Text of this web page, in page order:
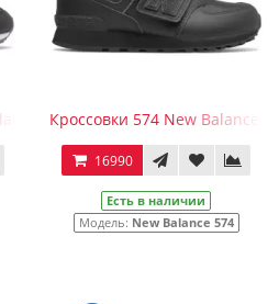
Gold с мехом
Кроссовки 574 New Balance
16990
Есть в наличии
Модель: New Balance 574